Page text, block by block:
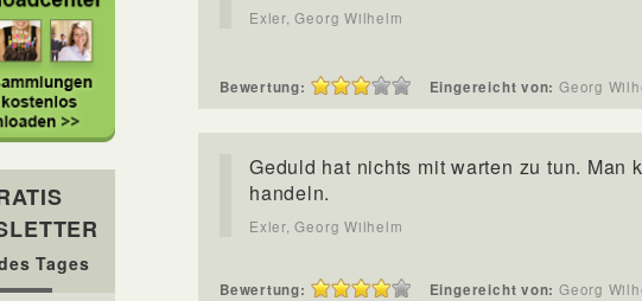
Tages
Exler, Georg Wilhelm
Bewertung: Eingereicht von: Georg
Geduld hat nichts mit warten zu tun. Man
handeln.
Exler, Georg Wilhelm
Bewertung: Eingereicht von: Georg